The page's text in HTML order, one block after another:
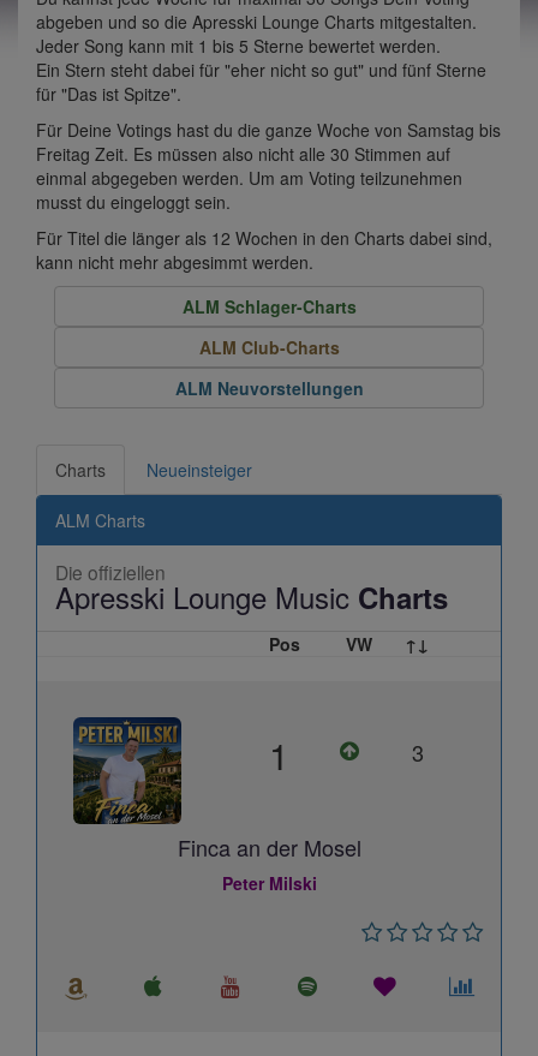
abgeben und so die Apresski Lounge Charts mitgestalten.
Jeder Song kann mit 1 bis 5 Sterne bewertet werden.
Ein Stern steht dabei für "eher nicht so gut" und fünf Sterne
für "Das ist Spitze".
Für Deine Votings hast du die ganze Woche von Samstag bis
Freitag Zeit. Es müssen also nicht alle 30 Stimmen auf
einmal abgegeben werden. Um am Voting teilzunehmen
musst du eingeloggt sein.
Für Titel die länger als 12 Wochen in den Charts dabei sind,
kann nicht mehr abgesimmt werden.
ALM Schlager-Charts
ALM Club-Charts
ALM Neuvorstellungen
Charts Neueinsteiger
ALM Charts
Die offiziellen
Apresski Lounge Music Charts
Pos VW ↑↓
1 3
Finca an der Mosel
Peter Milski